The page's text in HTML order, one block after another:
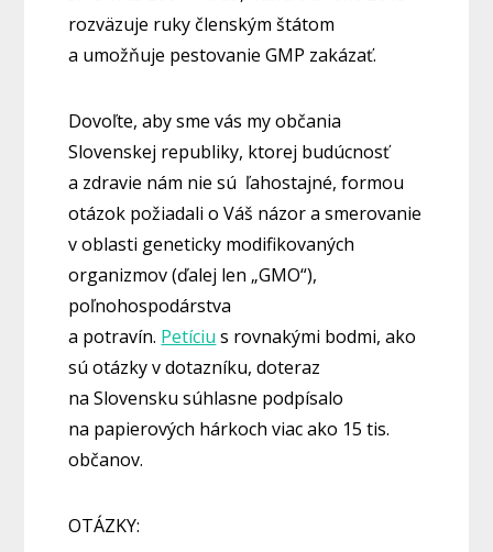
rozväzuje ruky členským štátom
a umožňuje pestovanie GMP zakázať.
Dovoľte, aby sme vás my občania
Slovenskej republiky, ktorej budúcnosť
a zdravie nám nie sú ľahostajné, formou
otázok požiadali o Váš názor a smerovanie
v oblasti geneticky modifikovaných
organizmov (ďalej len „GMO“),
poľnohospodárstva
a potravín. Petíciu s rovnakými bodmi, ako
sú otázky v dotazníku, doteraz
na Slovensku súhlasne podpísalo
na papierových hárkoch viac ako 15 tis.
občanov.
OTÁZKY: